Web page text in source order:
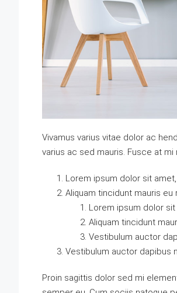
Vivamus varius vitae dolor ac
varius ac sed mauris. Fusce at
Lorem ipsum dolor sit
Aliquam tincidunt mauris eu
Lorem ipsum dolor
Aliquam tincidunt
Vestibulum auctor
Vestibulum auctor dapibus
Proin sagittis dolor sed mi